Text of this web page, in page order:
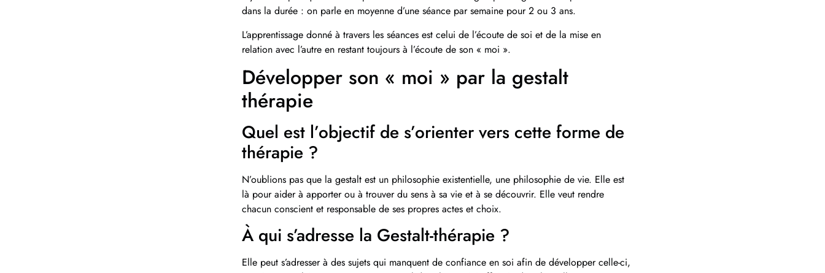
dans la durée : on parle en moyenne d’une séance par semaine pour 2 ou 3 ans.
L’apprentissage donné à travers les séances est celui de l’écoute de soi et de la mise en
relation avec l’autre en restant toujours à l’écoute de son « moi ».
Développer son « moi » par la gestalt
thérapie
Quel est l’objectif de s’orienter vers cette forme de
thérapie ?
N’oublions pas que la gestalt est un philosophie existentielle, une philosophie de vie. Elle est
là pour aider à apporter ou à trouver du sens à sa vie et à se découvrir. Elle veut rendre
chacun conscient et responsable de ses propres actes et choix.
À qui s’adresse la Gestalt-thérapie ?
Elle peut s’adresser à des sujets qui manquent de confiance en soi afin de développer celle-ci,